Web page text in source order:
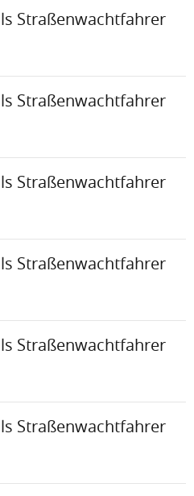
Straßenwachtfahrer
Straßenwachtfahrer
Straßenwachtfahrer
Straßenwachtfahrer
Straßenwachtfahrer
Straßenwachtfahrer